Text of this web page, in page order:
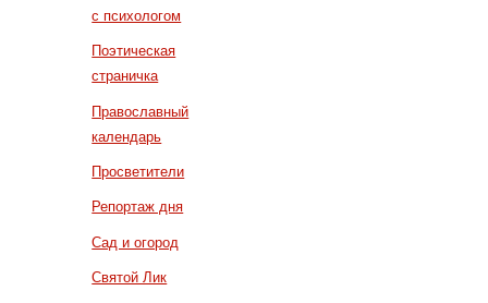
с психологом
Поэтическая
страничка
Православный
календарь
Просветители
Репортаж дня
Сад и огород
Святой Лик